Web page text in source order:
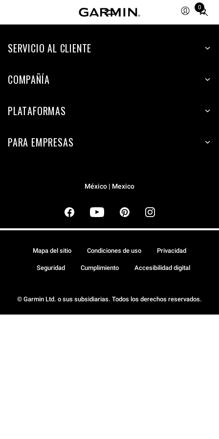
0
Total
SERVICIO AL CLIENTE
COMPAÑÍA
PLATAFORMAS
PARA EMPRESAS
México | Mexico
© Garmin Ltd. o sus subsidiarias. Todos los derechos reservados.
Mapa del sitio Condiciones de uso Privacidad
Seguridad Cumplimiento Accesibilidad digital